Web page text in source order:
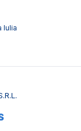
Iulia